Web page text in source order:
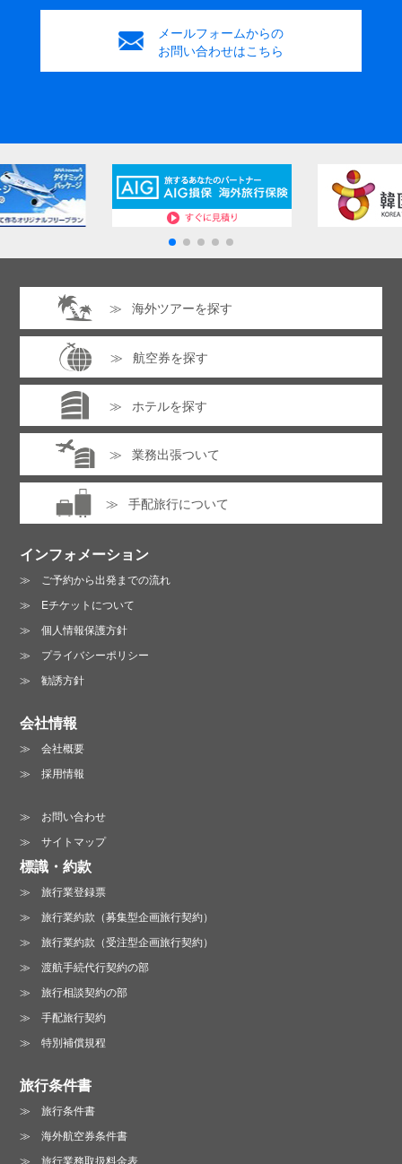
メールフォームからの
お問い合わせはこちら
海外ツアーを探す
航空券を探す
ホテルを探す
業務出張ついて
手配旅行について
インフォメーション
ご予約から出発までの流れ
Eチケットについて
個人情報保護方針
プライバシーポリシー
勧誘方針
会社情報
会社概要
採用情報
お問い合わせ
サイトマップ
標識・約款
旅行業登録票
旅行業約款（募集型企画旅行契約）
旅行業約款（受注型企画旅行契約）
渡航手続代行契約の部
旅行相談契約の部
手配旅行契約
特別補償規程
旅行条件書
旅行条件書
海外航空券条件書
旅行業務取扱料金表